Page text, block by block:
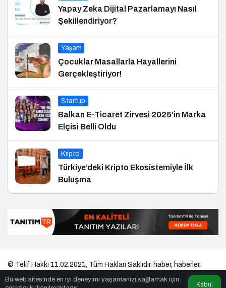
Yapay Zeka Dijital Pazarlamayı Nasıl
Şekillendiriyor?
Yaşam
Çocuklar Masallarla Hayallerini
Gerçekleştiriyor!
Startup
Balkan E-Ticaret Zirvesi 2025’in Marka
Elçisi Belli Oldu
Kripto
Türkiye’deki Kripto Ekosistemiyle İlk
Buluşma
Bu web sitesinde en iyi deneyimi yaşamanızı sağlamak için
Kabul
© Telif Hakkı 11.02.2021, Tüm Hakları Saklıdır. haber, haberler,
eshaber,
kadın, habertr